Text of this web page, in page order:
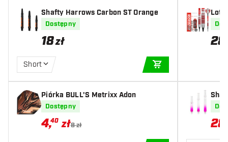
Shafty Harrows Carbon ST Orange
Dostępny
18zł
Short
Piórka BULL'S Metrixx Adon
Dostępny
4,40 zł8 zł
nk
28